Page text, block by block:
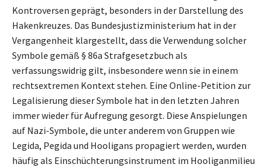
Kontroversen geprägt, besonders in der Darstellung des
Hakenkreuzes. Das Bundesjustizministerium hat in der
Vergangenheit klargestellt, dass die Verwendung solcher
Symbole gemäß § 86a Strafgesetzbuch als
verfassungswidrig gilt, insbesondere wenn sie in einem
rechtsextremen Kontext stehen. Eine Online-Petition zur
Legalisierung dieser Symbole hat in den letzten Jahren
immer wieder für Aufregung gesorgt. Diese Anspielungen
auf Nazi-Symbole, die unter anderem von Gruppen wie
Legida, Pegida und Hooligans propagiert werden, wurden
häufig als Einschüchterungsinstrument im Hooliganmilieu